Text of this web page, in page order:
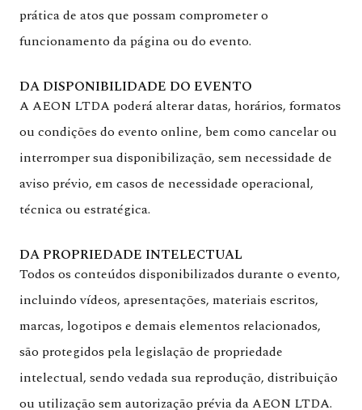
prática de atos que possam comprometer o
funcionamento da página ou do evento.
DA DISPONIBILIDADE DO EVENTO
A AEON LTDA poderá alterar datas, horários, formatos
ou condições do evento online, bem como cancelar ou
interromper sua disponibilização, sem necessidade de
aviso prévio, em casos de necessidade operacional,
técnica ou estratégica.
DA PROPRIEDADE INTELECTUAL
Todos os conteúdos disponibilizados durante o evento,
incluindo vídeos, apresentações, materiais escritos,
marcas, logotipos e demais elementos relacionados,
são protegidos pela legislação de propriedade
intelectual, sendo vedada sua reprodução, distribuição
ou utilização sem autorização prévia da AEON LTDA.